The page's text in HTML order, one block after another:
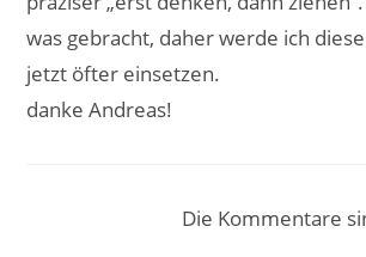
was gebracht, daher werde ich
jetzt öfter einsetzen.
danke Andreas!
Die Kommentare